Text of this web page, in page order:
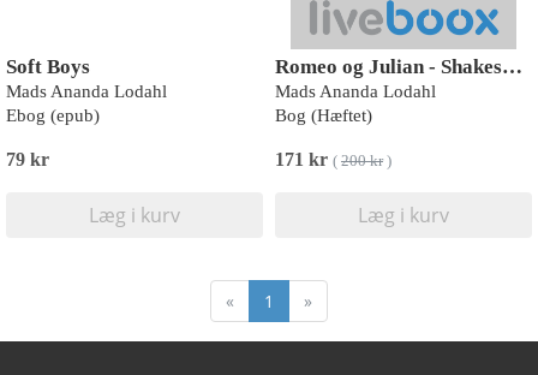
Soft Boys
Mads Ananda Lodahl
Ebog (epub)
79 kr
Læg i kurv
Romeo og Julian - Shakespeare genfortalt
Mads Ananda Lodahl
Bog (Hæftet)
171 kr ( 200 kr)
Læg i kurv
« 1 »